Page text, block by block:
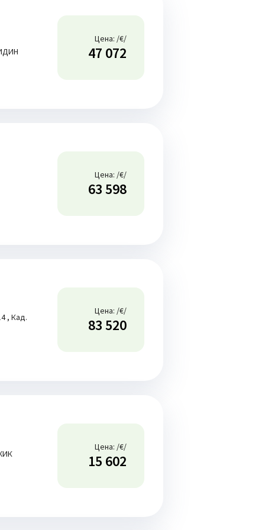
Цена: /€/
47 072
Цена: /€/
63 598
, Кад.
Цена: /€/
83 520
Цена: /€/
15 602